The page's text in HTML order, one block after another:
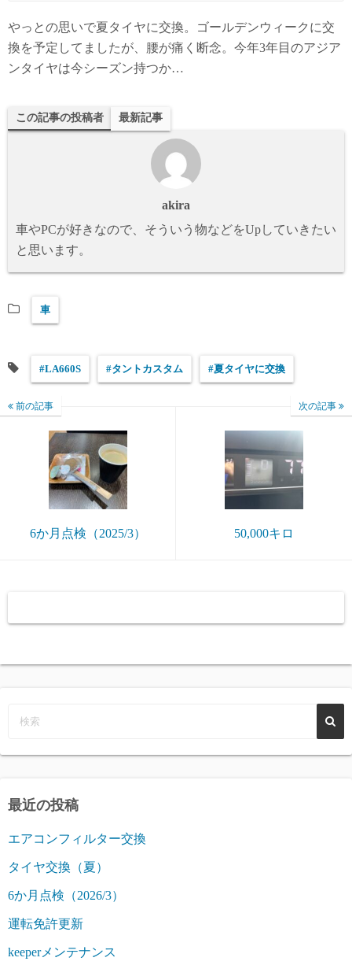
やっとの思いで夏タイヤに交換。ゴールデンウィークに交
換を予定してましたが、腰が痛く断念。今年3年目のアジア
ンタイヤは今シーズン持つか…
この記事の投稿者 最新記事
akira
車やPCが好きなので、そういう物などをUpしていきたい
と思います。
車
#LA660S #タントカスタム #夏タイヤに交換
前の記事
6か月点検（2025/3）
次の記事
50,000キロ
最近の投稿
エアコンフィルター交換
タイヤ交換（夏）
6か月点検（2026/3）
運転免許更新
keeperメンテナンス